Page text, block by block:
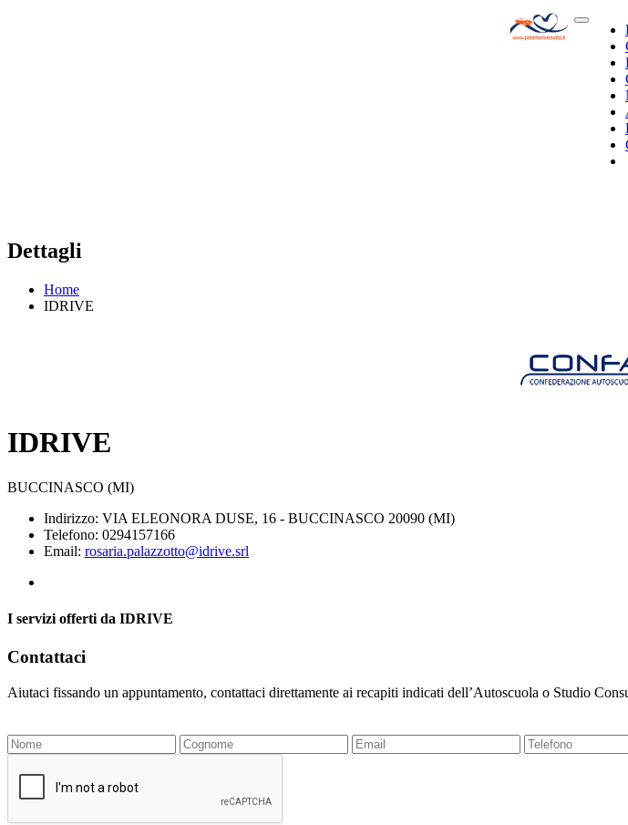
Dettagli
Home
IDRIVE
IDRIVE
BUCCINASCO (MI)
Indirizzo: VIA ELEONORA DUSE, 16 - BUCCINASCO 20090 (MI)
Telefono: 0294157166
Email: rosaria.palazzotto@idrive.srl
I servizi offerti da IDRIVE
Contattaci
Aiutaci fissando un appuntamento, contattaci direttamente ai recapiti indicati dell’Autoscuola o Studio